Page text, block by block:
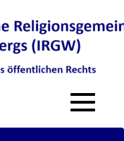
Toggle